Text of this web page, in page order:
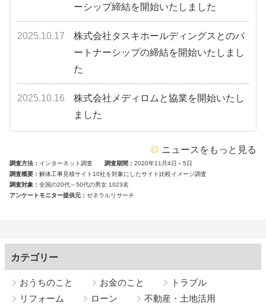
ーシップ締結を開始いたしました
2025.10.17
株式会社タスキホールディングスとのパ
ートナーシップの締結を開始いたしまし
た
2025.10.16
株式会社メディロムと協業を開始いたし
ました
ニュースをもっと見る
調査方法 インターネット調査 調査期間
2020年11月4日～5日
調査概要
解体工事見積サイト10社を対象にしたサイト比較イメージ調査
調査対象
全国の20代～50代の男女 1023名
アンケートモニター提供元
ゼネラルリサーチ
カテゴリー
おうちのこと お金のこと
トラブル
リフォーム
ローン
不動産・土地活用